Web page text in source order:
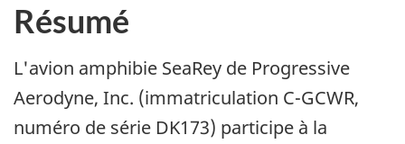
Résumé
L'avion amphibie SeaRey de Progressive
Aerodyne, Inc. (immatriculation C-GCWR,
numéro de série DK173) participe à la